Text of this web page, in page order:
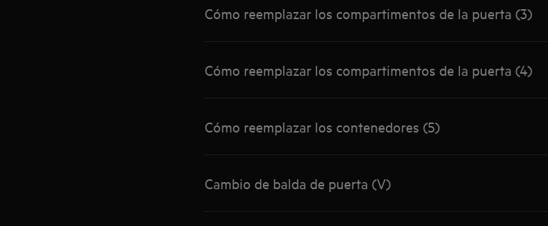
Cómo reemplazar los compartimentos de la puerta (3)
Cómo reemplazar los compartimentos de la puerta (4)
Cómo reemplazar los contenedores (5)
Cambio de balda de puerta (V)